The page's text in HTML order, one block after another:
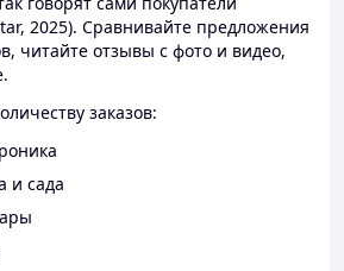
2025). Сравнивайте предложения
читайте отзывы с фото и видео,
заказов:
и сада